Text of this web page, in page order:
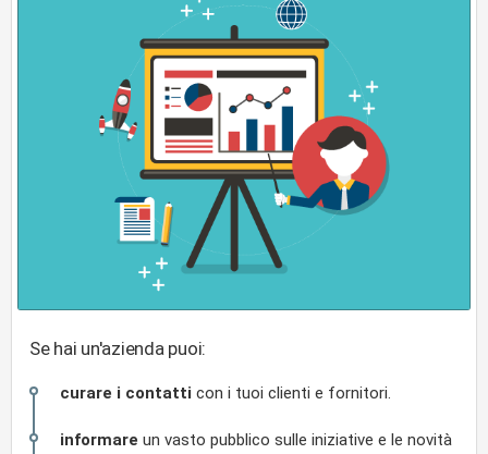
Se hai un'azienda puoi:
curare i contatti con i tuoi clienti e fornitori.
informare un vasto pubblico sulle iniziative e le novità